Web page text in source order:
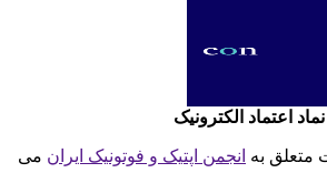
اعتماد الکترونیک
بهانجمن اپتیک و فوتونیک ایران می